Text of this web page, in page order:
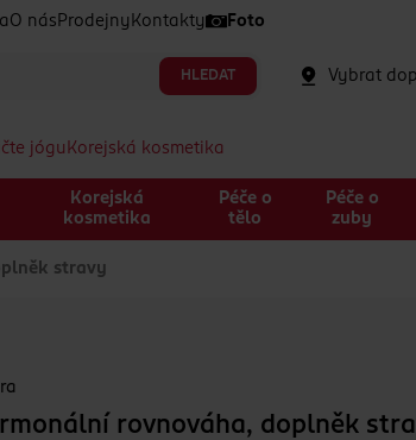
O nás Prodejny Kontakty Foto
HLEDAT Vybrat
jógu Korejská kosmetika
Korejská
kosmetika
Péče o
tělo
Péče o
zuby
stravy
rovnováha, doplněk